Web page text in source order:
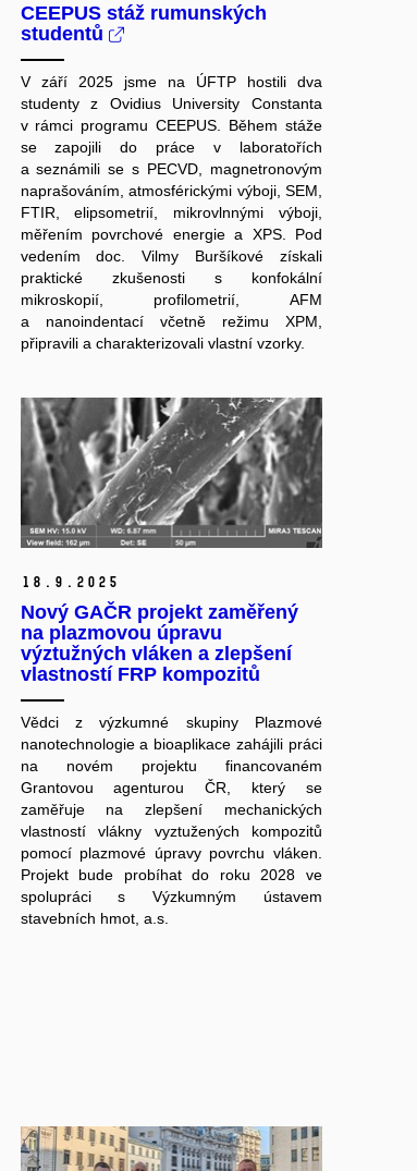
CEEPUS stáž rumunských
studentů
V září 2025 jsme na ÚFTP hostili dva
studenty z Ovidius University Constanta
v rámci programu CEEPUS. Během stáže
se zapojili do práce v laboratořích
a seznámili se s PECVD, magnetronovým
naprašováním, atmosférickými výboji, SEM,
FTIR, elipsometrií, mikrovlnnými výboji,
měřením povrchové energie a XPS. Pod
vedením doc. Vilmy Buršíkové získali
praktické zkušenosti s konfokální
mikroskopií, profilometrií, AFM
a nanoindentací včetně režimu XPM,
připravili a charakterizovali vlastní vzorky.
18. 9. 2025
Nový GAČR projekt zaměřený
na plazmovou úpravu
výztužných vláken a zlepšení
vlastností FRP kompozitů
Vědci z výzkumné skupiny Plazmové
nanotechnologie a bioaplikace zahájili práci
na novém projektu financovaném
Grantovou agenturou ČR, který se
zaměřuje na zlepšení mechanických
vlastností vlákny vyztužených kompozitů
pomocí plazmové úpravy povrchu vláken.
Projekt bude probíhat do roku 2028 ve
spolupráci s Výzkumným ústavem
stavebních hmot, a.s.